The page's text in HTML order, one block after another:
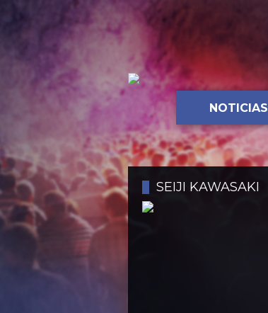
NOTICIAS
SEIJI KAWASAKI